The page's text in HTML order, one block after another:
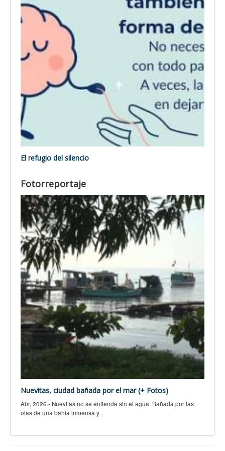
El refugio del silencio
Fotorreportaje
Nuevitas, ciudad bañada por el mar (+ Fotos)
Abr, 2026.- Nuevitas no se entiende sin el agua. Bañada por las
olas de una bahía inmensa y...